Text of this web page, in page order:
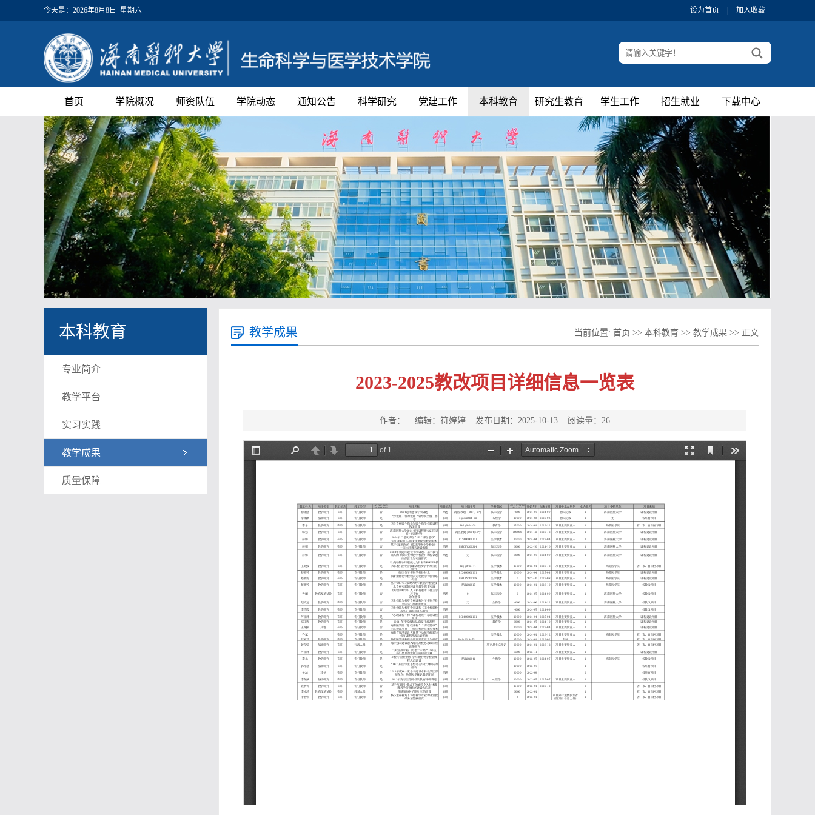
今天是： 2026年8月8日 星期六 设为首页 加入收藏
首页 学院概况 师资队伍 学院动态 通知公告 科学研究 党建工作 本科教育 研究生教育 学生工作 招生就业 下载中心
本科教育
专业简介
教学平台
实习实践
教学成果
质量保障
教学成果 当前位置: 首页 >> 本科教育 >> 教学成果 >> 正文
2023-2025教改项目详细信息一览表
作者： 编辑：符婷婷 发布日期：2025-10-13 阅读量： 26